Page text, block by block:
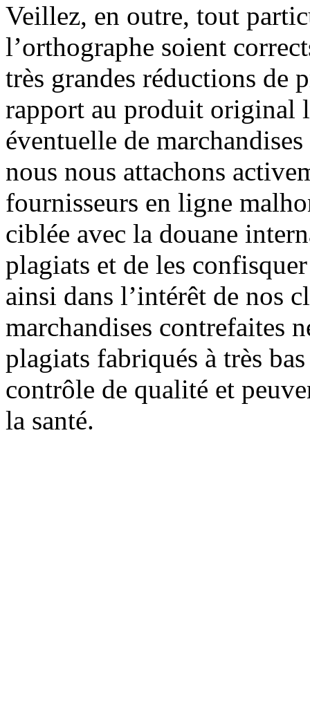
Veillez, en outre, tout
l’orthographe soient
très grandes réductions de
rapport au produit original
éventuelle de
nous nous attachons
fournisseurs en ligne
ciblée avec la douane
plagiats et de les
ainsi dans l’intérêt de nos
marchandises contrefaites
plagiats fabriqués à très
contrôle de qualité et
la santé.